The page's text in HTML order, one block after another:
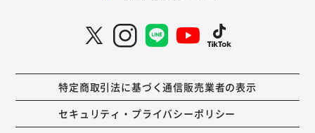
特定商取引法に基づく通信販売業者の表示
セキュリティ・プライバシーポリシー